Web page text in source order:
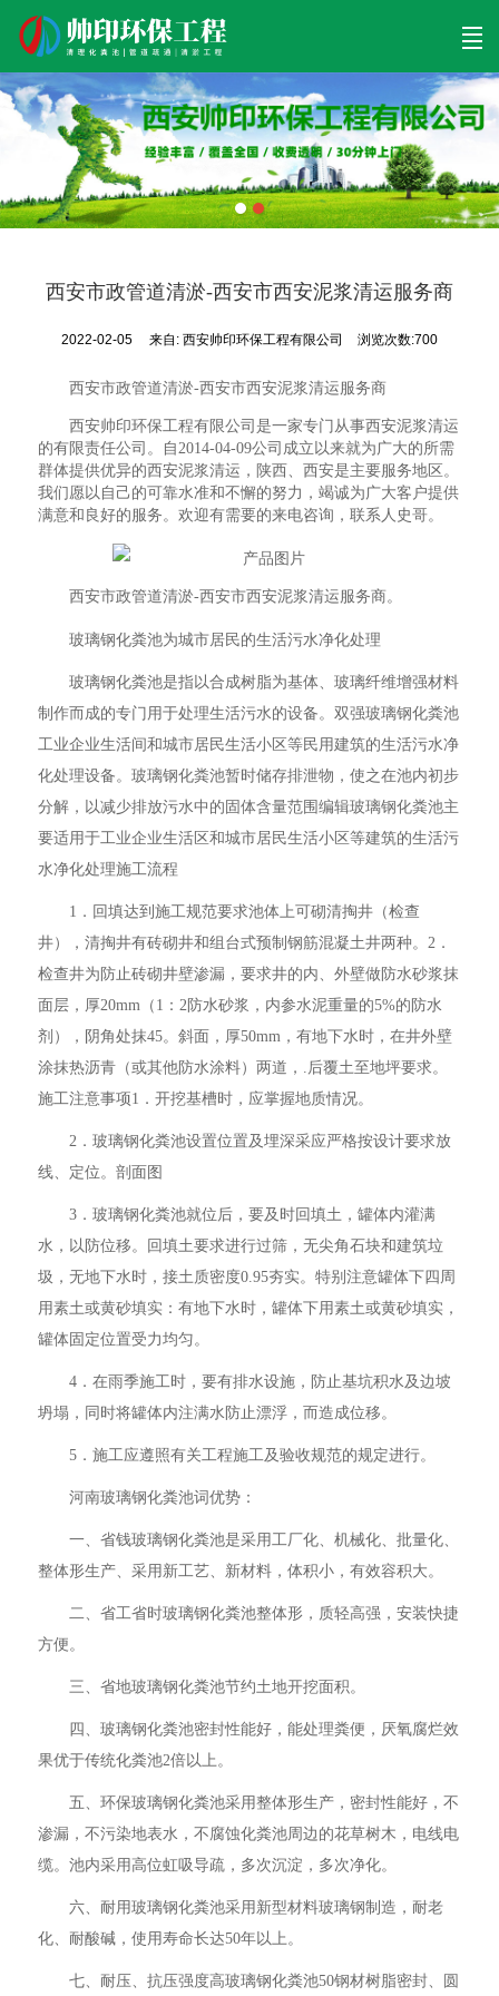
首页 清理工程 清淤工程 污泥工程 清淤检测
西安市政管道清淤-西安市西安泥浆清运服务商
2022-02-05 来自:西安帅印环保工程有限公司 浏览次数:700
西安市政管道清淤-西安市西安泥浆清运服务商
西安帅印环保工程有限公司是一家专门从事西安泥浆清运
的有限责任公司。自2014-04-09公司成立以来就为广大的所需
群体提供优异的西安泥浆清运，陕西、西安是主要服务地区。
我们愿以自己的可靠水准和不懈的努力，竭诚为广大客户提供
满意和良好的服务。欢迎有需要的来电咨询，联系人史哥。
西安市政管道清淤-西安市西安泥浆清运服务商。
玻璃钢化粪池为城市居民的生活污水净化处理
玻璃钢化粪池是指以合成树脂为基体、玻璃纤维增强材料
制作而成的专门用于处理生活污水的设备。双强玻璃钢化粪池
工业企业生活间和城市居民生活小区等民用建筑的生活污水净
化处理设备。玻璃钢化粪池暂时储存排泄物，使之在池内初步
分解，以减少排放污水中的固体含量范围编辑玻璃钢化粪池主
要适用于工业企业生活区和城市居民生活小区等建筑的生活污
水净化处理施工流程
1．回填达到施工规范要求池体上可砌清掏井（检查
井），清掏井有砖砌井和组台式预制钢筋混凝土井两种。2．
检查井为防止砖砌井壁渗漏，要求井的内、外壁做防水砂浆抹
面层，厚20mm（1：2防水砂浆，内参水泥重量的5%的防水
剂），阴角处抹45。斜面，厚50mm，有地下水时，在井外壁
涂抹热沥青（或其他防水涂料）两道，.后覆土至地坪要求。
施工注意事项1．开挖基槽时，应掌握地质情况。
2．玻璃钢化粪池设置位置及埋深采应严格按设计要求放
线、定位。剖面图
3．玻璃钢化粪池就位后，要及时回填土，罐体内灌满
水，以防位移。回填土要求进行过筛，无尖角石块和建筑垃
圾，无地下水时，接土质密度0.95夯实。特别注意罐体下四周
用素土或黄砂填实：有地下水时，罐体下用素土或黄砂填实，
罐体固定位置受力均匀。
4．在雨季施工时，要有排水设施，防止基坑积水及边坡
坍塌，同时将罐体内注满水防止漂浮，而造成位移。
5．施工应遵照有关工程施工及验收规范的规定进行。
河南玻璃钢化粪池词优势：
一、省钱玻璃钢化粪池是采用工厂化、机械化、批量化、
整体形生产、采用新工艺、新材料，体积小，有效容积大。
二、省工省时玻璃钢化粪池整体形，质轻高强，安装快捷
方便。
三、省地玻璃钢化粪池节约土地开挖面积。
四、玻璃钢化粪池密封性能好，能处理粪便，厌氧腐烂效
果优于传统化粪池2倍以上。
五、环保玻璃钢化粪池采用整体形生产，密封性能好，不
渗漏，不污染地表水，不腐蚀化粪池周边的花草树木，电线电
缆。池内采用高位虹吸导疏，多次沉淀，多次净化。
六、耐用玻璃钢化粪池采用新型材料玻璃钢制造，耐老
化、耐酸碱，使用寿命长达50年以上。
七、耐压、抗压强度高玻璃钢化粪池50钢材树脂密封、圆